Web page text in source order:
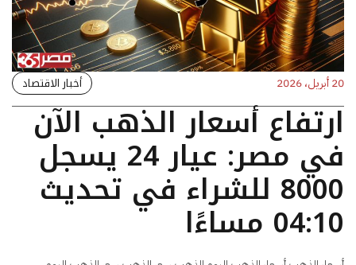
20 أبريل، 2026 أخبار الاقتصاد
ارتفاع أسعار الذهب الآن
في مصر: عيار 24 يسجل
8000 للشراء في تحديث
04:10 مساءًا